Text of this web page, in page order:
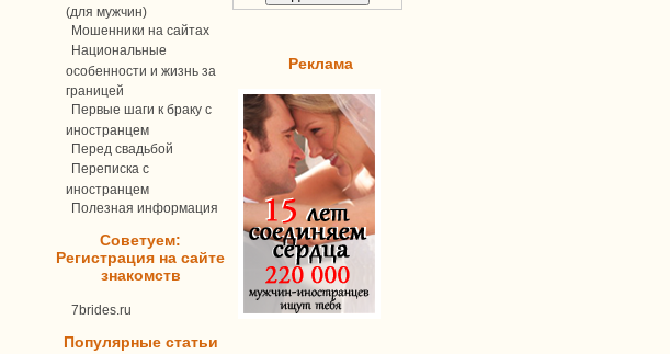
(для мужчин)
Мошенники на сайтах
Национальные
особенности и жизнь за
границей
Первые шаги к браку с
иностранцем
Перед свадьбой
Переписка c
иностранцем
Полезная информация
Советуем:
Регистрация на сайте
знакомств
7brides.ru
Популярные статьи
Реклама